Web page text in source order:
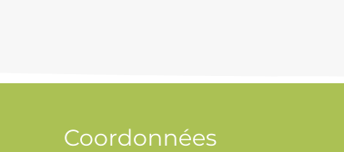
Coordonnées